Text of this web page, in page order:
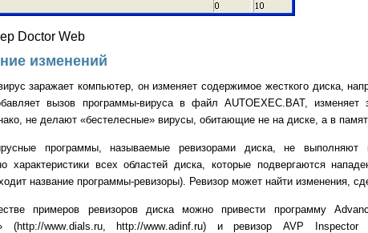
Doctor Web
изменений
заражает компьютер, он изменяет содержимое жесткого диска,
вызов программы-вируса в файл AUTOEXEC.BAT, изменяет
не делают «бестелесные» вирусы, обитающие не на диске, а в
программы, называемые ревизорами диска, не
характеристики всех областей диска, которые подвергаются
название программы-ревизоры). Ревизор может найти изменения,
примеров ревизоров диска можно привести программу
(http://www. dials ru,http://www.adinf .ru) и ревизор AVP Inspector